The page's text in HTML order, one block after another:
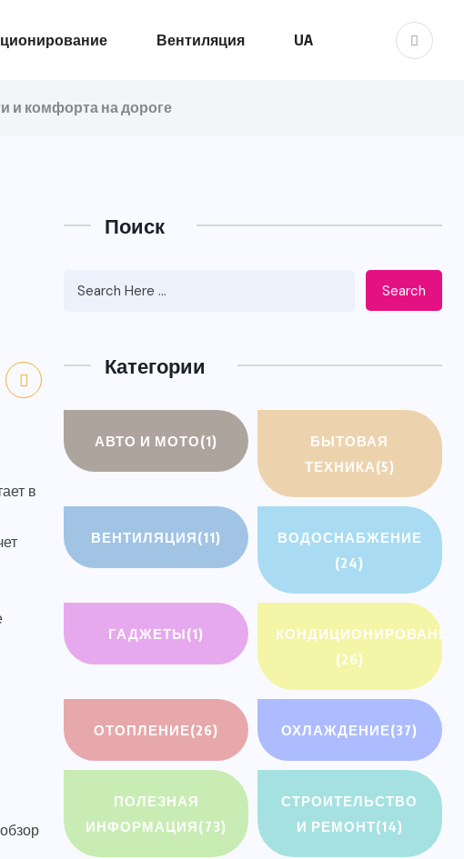
Вентиляция UA
и комфорта на дороге
в
Поиск
Search
Категории
АВТО И МОТО(1)
БЫТОВАЯ
ТЕХНИКА(5)
ВЕНТИЛЯЦИЯ(11)
ВОДОСНАБЖЕНИЕ
(24)
ГАДЖЕТЫ(1)
КОНДИЦИОНИРОВАНИЕ
(26)
ОТОПЛЕНИЕ(26) ОХЛАЖДЕНИЕ(37)
ПОЛЕЗНАЯ
ИНФОРМАЦИЯ(73)
СТРОИТЕЛЬСТВО
И РЕМОНТ(14)